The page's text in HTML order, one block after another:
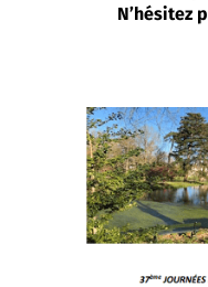
N’hésitez